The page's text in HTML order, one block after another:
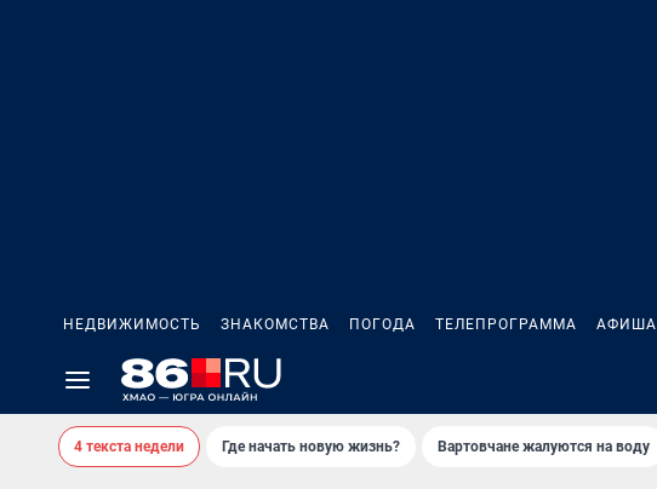
НЕДВИЖИМОСТЬ ЗНАКОМСТВА ПОГОДА ТЕЛЕПРОГРАММА АФИША
4 текста недели Где начать новую жизнь? Вартовчане жалуются на воду